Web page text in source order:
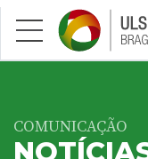
Saltar para
COMUNICAÇÃO